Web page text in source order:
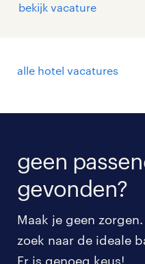
bekijk vacature
alle hotel vacatures
geen
gevonden?
Maak je geen
zoek naar de ideale
Er is genoeg keus!